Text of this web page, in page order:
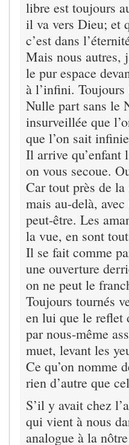
libre est toujours
il va vers Dieu; et
c’est dans
Mais nous autres,
le pur espace
à l’infini.
Nulle part sans le
insurveillée que
que l’on sait
Il arrive qu’enfant
on vous secoue.
Car tout près de
mais au-delà,
peut-être. Les
la vue, en sont
Il se fait comme
une ouverture
on ne peut le
Toujours tournés
en lui que le reflet
par nous-même
muet, levant les
Ce qu’on nomme
rien d’autre que
S’il y avait chez
qui vient à nous
analogue à la